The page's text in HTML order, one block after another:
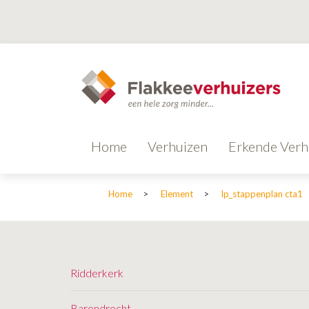
Home Verhuizen Erkende
Home > Element > lp_stappenplan cta1
Ridderkerk